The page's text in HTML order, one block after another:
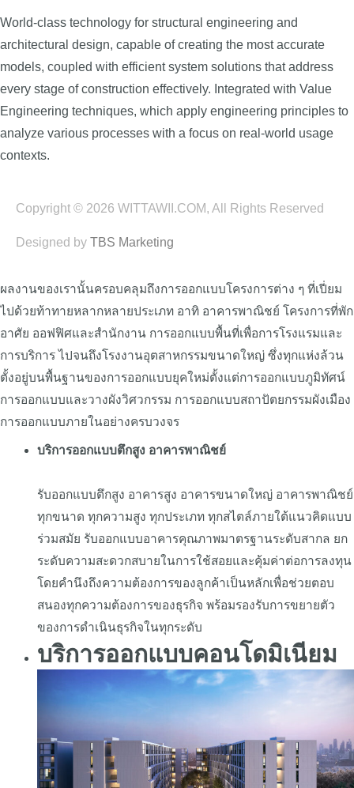
World-class technology for structural engineering and
architectural design, capable of creating the most accurate
models, coupled with efficient system solutions that address
every stage of construction effectively. Integrated with Value
Engineering techniques, which apply engineering principles to
analyze various processes with a focus on real-world usage
contexts.
Copyright © 2026 WITTAWII.COM, All Rights Reserved
Designed by TBS Marketing
ผลงานของเรานั้นครอบคลุมถึงการออกแบบโครงการต่าง ๆ ที่เปี่ยม
ไปด้วยท้าทายหลากหลายประเภท อาทิ อาคารพาณิชย์ โครงการที่พัก
อาศัย ออฟฟิศและสำนักงาน การออกแบบพื้นที่เพื่อการโรงแรมและ
การบริการ ไปจนถึงโรงงานอุตสาหกรรมขนาดใหญ่ ซึ่งทุกแห่งล้วน
ตั้งอยู่บนพื้นฐานของการออกแบบยุคใหม่ตั้งแต่การออกแบบภูมิทัศน์
การออกแบบและวางผังวิศวกรรม การออกแบบสถาปัตยกรรมผังเมือง
การออกแบบภายในอย่างครบวงจร
บริการออกแบบตึกสูง อาคารพาณิชย์
รับออกแบบตึกสูง อาคารสูง อาคารขนาดใหญ่ อาคารพาณิชย์
ทุกขนาด ทุกความสูง ทุกประเภท ทุกสไตล์ภายใต้แนวคิดแบบ
ร่วมสมัย รับออกแบบอาคารคุณภาพมาตรฐานระดับสากล ยก
ระดับความสะดวกสบายในการใช้สอยและคุ้มค่าต่อการลงทุน
โดยคำนึงถึงความต้องการของลูกค้าเป็นหลักเพื่อช่วยตอบ
สนองทุกความต้องการของธุรกิจ พร้อมรองรับการขยายตัว
ของการดำเนินธุรกิจในทุกระดับ
บริการออกแบบคอนโดมิเนียม